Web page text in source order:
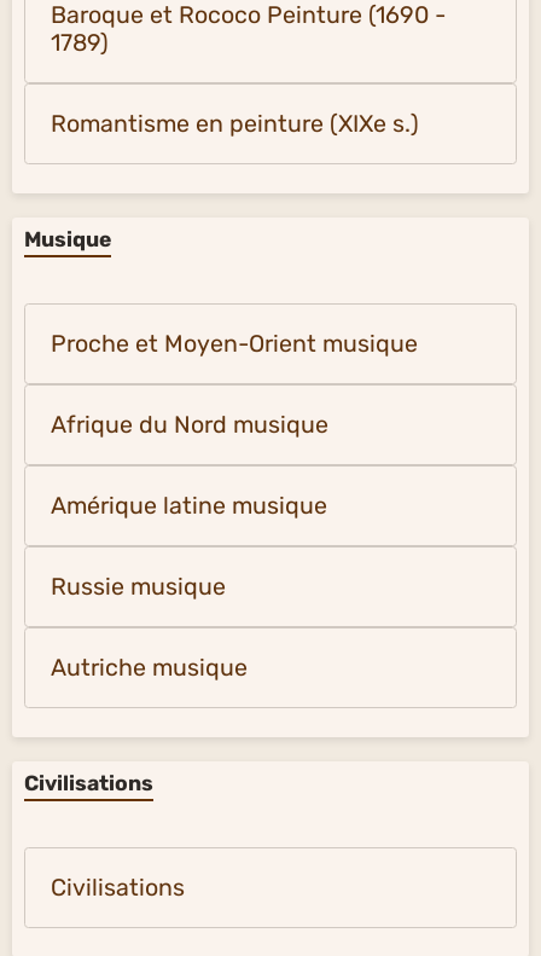
Baroque et Rococo Peinture (1690 -
1789)
Romantisme en peinture (XIXe s.)
Musique
Proche et Moyen-Orient musique
Afrique du Nord musique
Amérique latine musique
Russie musique
Autriche musique
Civilisations
Civilisations